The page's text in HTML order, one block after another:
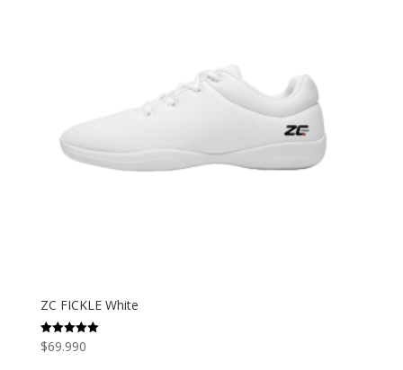
ZC FICKLE White
Valorado
con
$69.990